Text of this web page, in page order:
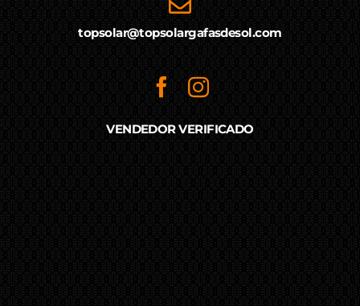
topsolar@topsolargafasdesol.com
VENDEDOR VERIFICADO